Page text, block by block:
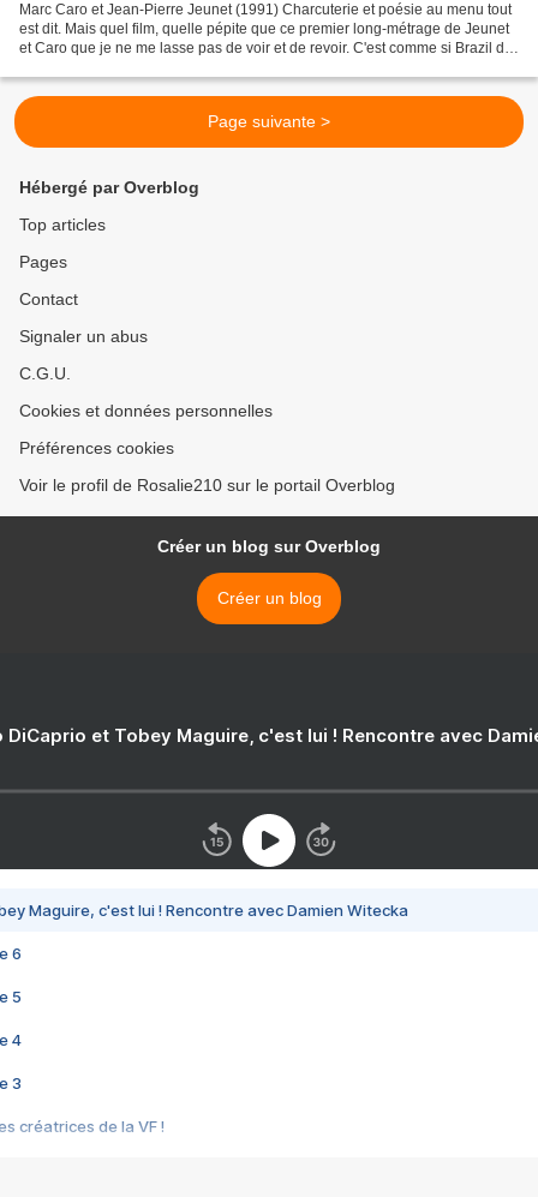
Marc Caro et Jean-Pierre Jeunet (1991) Charcuterie et poésie au menu tout
est dit. Mais quel film, quelle pépite que ce premier long-métrage de Jeunet
et Caro que je ne me lasse pas de voir et de revoir. C'est comme si Brazil de
Page suivante >
Hébergé par Overblog
Top articles
Pages
Contact
Signaler un abus
C.G.U.
Cookies et données personnelles
Préférences cookies
Voir le profil de Rosalie210 sur le portail Overblog
Créer un blog sur Overblog
Créer un blog
DiCaprio et Tobey Maguire, c'est lui ! Rencontre avec
Maguire, c'est lui ! Rencontre avec Damien Witecka
6
5
4
3
créatrices de la VF !